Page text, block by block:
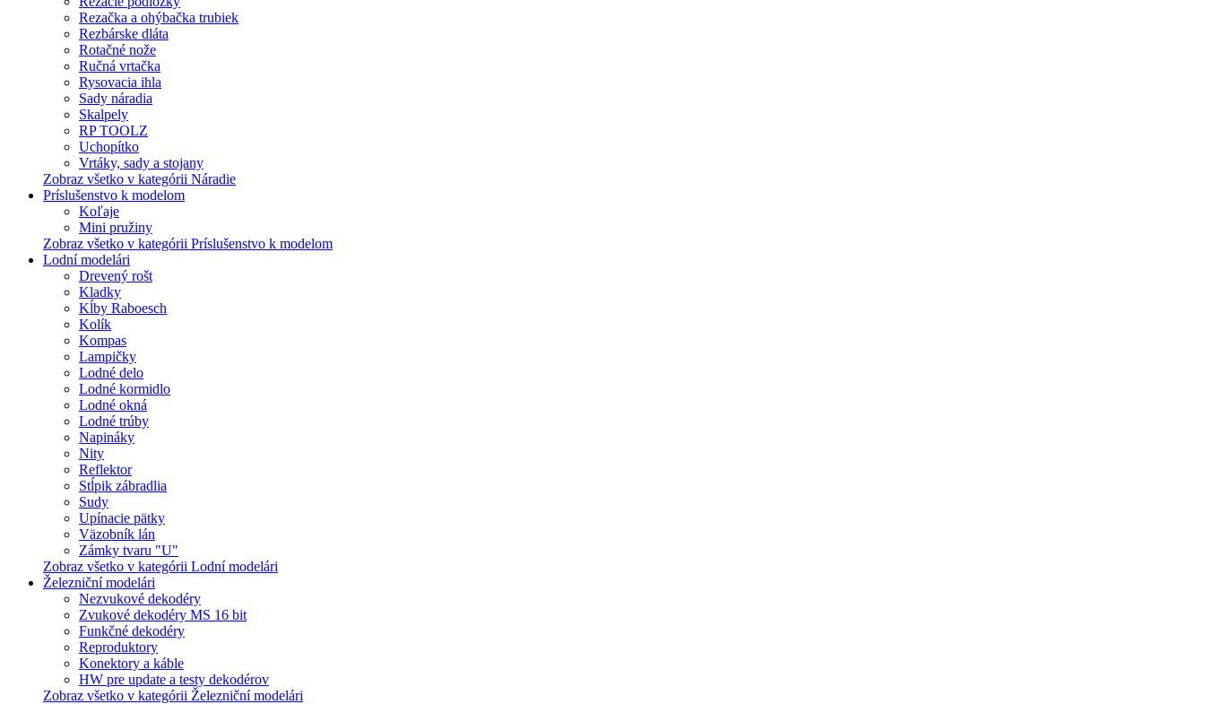
Rezačka a ohýbačka trubiek
Rezbárske dláta
Rotačné nože
Ručná vrtačka
Rysovacia ihla
Sady náradia
Skalpely
RP TOOLZ
Uchopítko
Vrtáky, sady a stojany
Zobraz všetko v kategórii Náradie
Príslušenstvo k modelom
Koľaje
Mini pružiny
Zobraz všetko v kategórii Príslušenstvo k modelom
Lodní modelári
Drevený rošt
Kladky
Kĺby Raboesch
Kolík
Kompas
Lampičky
Lodné delo
Lodné kormidlo
Lodné okná
Lodné trúby
Napináky
Nity
Reflektor
Stĺpik zábradlia
Sudy
Upínacie pätky
Väzobník lán
Zámky tvaru "U"
Zobraz všetko v kategórii Lodní modelári
Železniční modelári
Nezvukové dekodéry
Zvukové dekodéry MS 16 bit
Funkčné dekodéry
Reproduktory
Konektory a káble
HW pre update a testy dekodérov
Zobraz všetko v kategórii Železniční modelári